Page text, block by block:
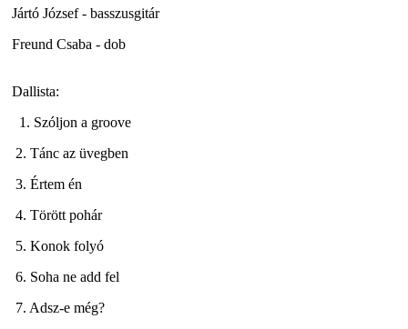
Jártó József - basszusgitár
Freund Csaba - dob
Dallista:
1. Szóljon a groove
2. Tánc az üvegben
3. Értem én
4. Törött pohár
5. Konok folyó
6. Soha ne add fel
7. Adsz-e még?